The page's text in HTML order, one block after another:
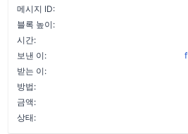
메시지 ID:
블록 높이:
시간:
보낸 이:
받는 이:
방법:
금액:
상태: